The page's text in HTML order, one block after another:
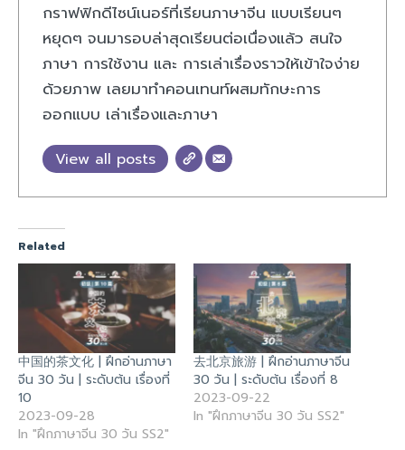
กราฟฟิกดีไซน์เนอร์ที่เรียนภาษาจีน แบบเรียนๆ
หยุดๆ จนมารอบล่าสุดเรียนต่อเนื่องแล้ว สนใจ
ภาษา การใช้งาน และ การเล่าเรื่องราวให้เข้าใจง่าย
ด้วยภาพ เลยมาทำคอนเทนท์ผสมทักษะการ
ออกแบบ เล่าเรื่องและภาษา
View all posts
Related
中国的茶文化 | ฝึกอ่านภาษา
จีน 30 วัน | ระดับต้น เรื่องที่
10
2023-09-28
In "ฝึกภาษาจีน 30 วัน SS2"
去北京旅游 | ฝึกอ่านภาษาจีน
30 วัน | ระดับต้น เรื่องที่ 8
2023-09-22
In "ฝึกภาษาจีน 30 วัน SS2"